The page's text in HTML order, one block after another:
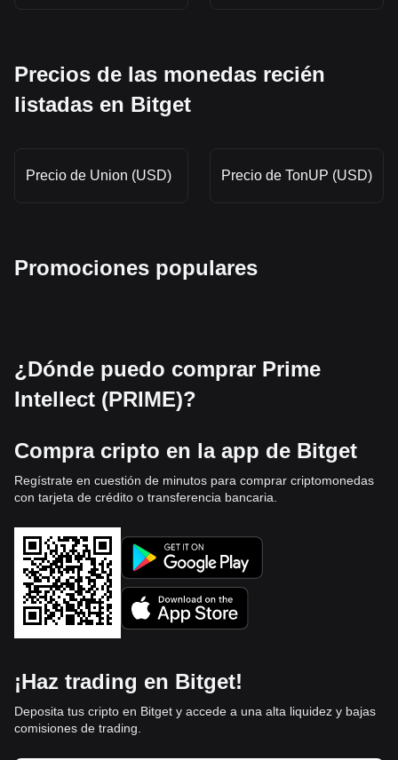
Precios de las monedas recién
listadas en Bitget
Precio de Union (USD) Precio de TonUP (USD)
Promociones populares
¿Dónde puedo comprar Prime
Intellect (PRIME)?
Compra cripto en la app de Bitget
Regístrate en cuestión de minutos para comprar criptomonedas
con tarjeta de crédito o transferencia bancaria.
¡Haz trading en Bitget!
Deposita tus cripto en Bitget y accede a una alta liquidez y bajas
comisiones de trading.